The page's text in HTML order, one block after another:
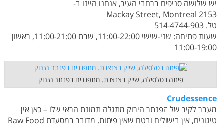
יש שלושה סניפים ברחבי העיר, אנחנו היינו ב-
2153 Mackay Street, Montreal
טל. 514-4744-903
שעות פתיחה: שני-שישי 11:00-22:00, שבת 11:00-21:00, ראשון
11:00-19:00
פיתה בסלסילה, שייק בצנצנת. מתפננים בפנתר הירוק
Crudessence
מעבר לקיר של הפנתר הירוק מתגלה תמונת הראי שלו – כאן אין
טיגונים, אין בישולים ובטח שאין פיתות. מדובר במסעדת Raw Food